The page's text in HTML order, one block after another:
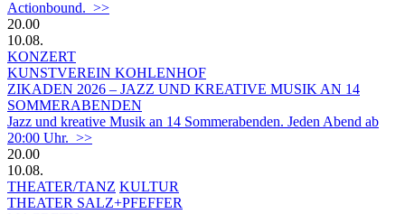
Actionbound. >>
20.00
10.08.
KONZERT
KUNSTVEREIN KOHLENHOF
ZIKADEN 2026 – JAZZ UND KREATIVE MUSIK AN 14
SOMMERABENDEN
Jazz und kreative Musik an 14 Sommerabenden. Jeden Abend ab
20:00 Uhr. >>
20.00
10.08.
THEATER/TANZ KULTUR
THEATER SALZ+PFEFFER